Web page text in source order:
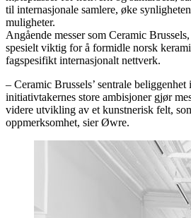
til internasjonale samlere, øke
muligheter.
Angående messer som Ceramic
spesielt viktig for å formidle norsk
fagspesifikt internasjonalt nettverk.
– Ceramic Brussels’ sentrale
initiativtakernes store ambisjoner gjør
videre utvikling av et kunstnerisk felt,
oppmerksomhet, sier Øwre.